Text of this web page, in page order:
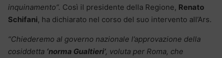
inquinamento”. Così il presidente della Regione, Renato
Schifani, ha dichiarato nel corso del suo intervento all’Ars.
“Chiederemo al governo nazionale l’approvazione della
cosiddetta ‘norma Gualtieri’, voluta per Roma, che